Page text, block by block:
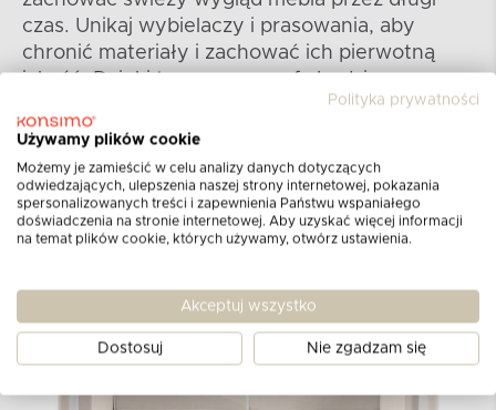
czas. Unikaj wybielaczy i prasowania, aby
chronić materiały i zachować ich pierwotną
zachwycała swoim wyglądem i komfortem
przez wiele sezonów.
Polityka prywatności
Używamy plików cookie
Możemy je zamieścić w celu analizy danych dotyczących
odwiedzających, ulepszenia naszej strony internetowej, pokazania
spersonalizowanych treści i zapewnienia Państwu wspaniałego
doświadczenia na stronie internetowej. Aby uzyskać więcej informacji
na temat plików cookie, których używamy, otwórz ustawienia.
Akceptuj wszystko
Dostosuj Nie zgadzam się